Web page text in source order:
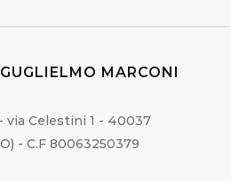
MARCONI
Celestini 1 - 40037
- C.F 80063250379